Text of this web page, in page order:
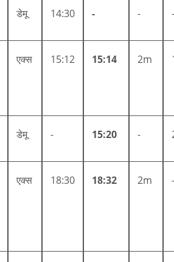
डेमू 14:30 - -
एक्स 15:12 15:14 2m
डेमू - 15:20 -
एक्स 18:30 18:32 2m